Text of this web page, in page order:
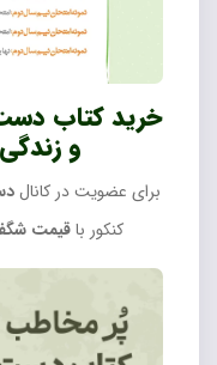
خرید کتاب
و
برای عضویت در کانال
کنکور باقیمت